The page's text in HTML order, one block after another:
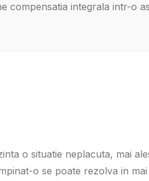
compensatia integrala intr-o
o situatie neplacuta, mai
o se poate rezolva in